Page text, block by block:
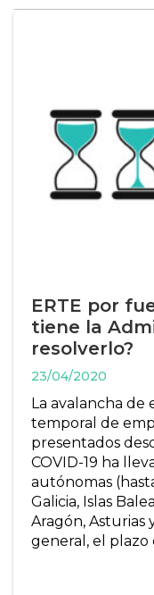
ERTE por
tiene la
resolverlo?
23/04/2020
La avalancha
temporal de
presentados
COVID-19 ha
autónomas
Galicia, Islas
Aragón, Asturias
general, el